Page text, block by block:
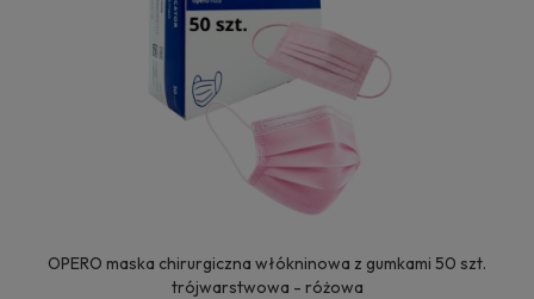
OPERO maska chirurgiczna włókninowa z gumkami 50 szt.
trójwarstwowa - różowa